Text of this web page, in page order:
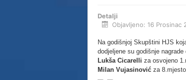
Detalji
Objavljeno: 16 Prosinac
Na godišnjoj Skupštini HJS
dodjeljene su godišnje
Lukša Cicarelli za osvojeno
Milan Vujasinović za